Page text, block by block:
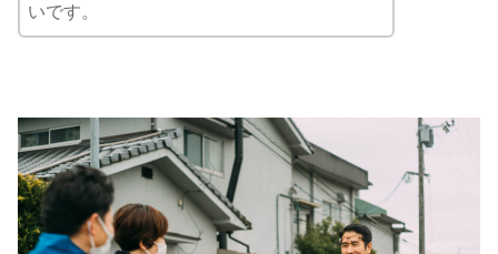
いです。